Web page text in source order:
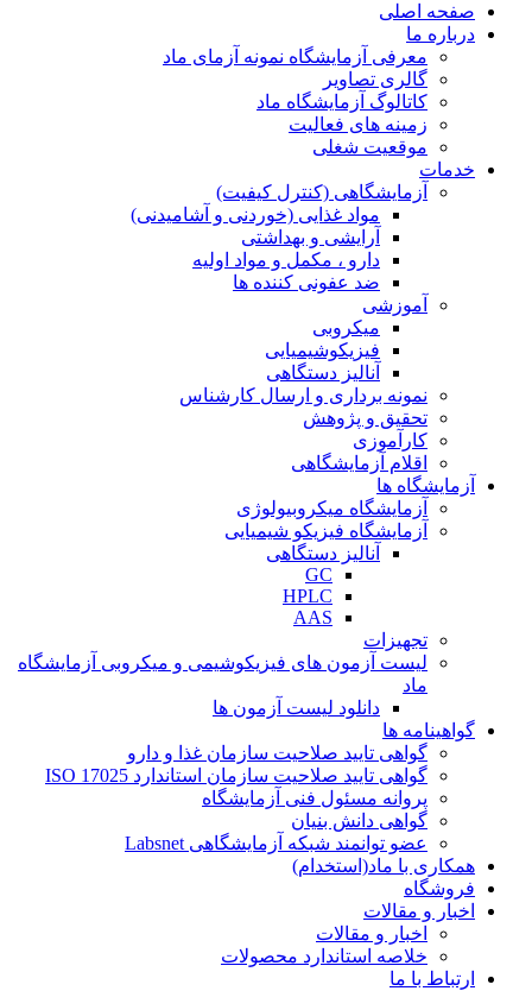
صفحه اصلی
درباره ما
معرفی آزمایشگاه نمونه آزمای ماد
گالری تصاویر
کاتالوگ آزمایشگاه ماد
زمینه های فعالیت
موقعیت شغلی
خدمات
آزمایشگاهی (کنترل کیفیت)
مواد غذایی (خوردنی و آشامیدنی)
آرایشی و بهداشتی
دارو ، مکمل و مواد اولیه
ضد عفونی کننده ها
آموزشی
میکروبی
فیزیکوشیمیایی
آنالیز دستگاهی
نمونه برداری و ارسال کارشناس
تحقیق و پژوهش
کارآموزی
اقلام آزمایشگاهی
آزمایشگاه ها
آزمایشگاه میکروبیولوژی
آزمایشگاه فیزیکو شیمیایی
آنالیز دستگاهی
GC
HPLC
AAS
تجهیزات
لیست آزمون های فیزیکوشیمی و میکروبی آزمایشگاه
ماد
دانلود لیست آزمون ها
گواهینامه ها
گواهی تایید صلاحیت سازمان غذا و دارو
گواهی تایید صلاحیت سازمان استاندارد ISO 17025
پروانه مسئول فنی آزمایشگاه
گواهی دانش بنیان
عضو توانمند شبکه آزمایشگاهی Labsnet
همکاری با ماد(استخدام)
فروشگاه
اخبار و مقالات
اخبار و مقالات
خلاصه استاندارد محصولات
ارتباط با ما